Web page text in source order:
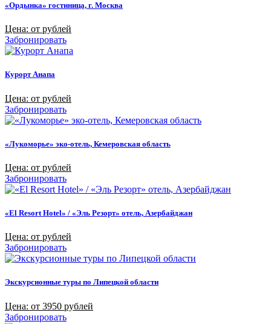
«Ордынка» гостиница, г. Москва
Цена: от рублей
Забронировать
Курорт Анапа
Цена: от рублей
Забронировать
«Лукоморье» эко-отель, Кемеровская область
Цена: от рублей
Забронировать
«El Resort Hotel» / «Эль Резорт» отель, Азербайджан
Цена: от рублей
Забронировать
Экскурсионные туры по Липецкой области
Цена: от 3950 рублей
Забронировать